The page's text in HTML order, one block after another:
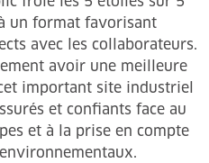
un format favorisant
avec les collaborateurs.
avoir une meilleure
important site industriel
et confiants face au
et à la prise en compte